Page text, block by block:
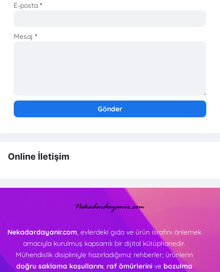
E-posta*
Mesaj*
Online İletişim
Nekadardayanir.com, evlerdeki gıda ve ürün israfını önlemek
amacıyla kurulmuş kapsamlı bir dijital kütüphanedir.
Mühendislik disipliniyle hazırladığımız rehberler; ürünlerin
doğru saklama koşullarını, raf ömürlerinive bozulma